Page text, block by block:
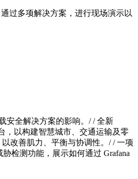
过多项解决方案，进行现场演示以
安全解决方案的影响。/ / 全新
，以构建智慧城市、交通运输及零
改善肌力、平衡与协调性。/ / 一项
检测功能，展示如何通过 Grafana